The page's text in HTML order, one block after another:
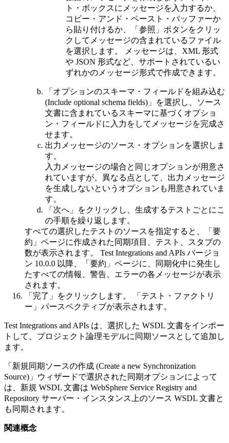
ト・ボックスにメッセージを入力するか、
コピー・アンド・ペースト・バッファーか
ら貼り付けるか、「参照」ボタンをクリッ
クしてメッセージの含まれているファイル
を選択します。 メッセージは、XML 形式
や JSON 形式など、サポートされているい
ずれかのメッセージ形式で作成できます。
「オプションのスキーマ・フィールドを組み込む
(Include optional schema fields)」
を選択し、ソース
文書に含まれているスキーマに基づくオプショ
ン・フィールドに入力をしてメッセージを完成さ
せます。
出力メッセージのソース・オプションを選択しま
す。
入力メッセージの場合と同じオプションが用意さ
れていますが、異なる点として、出力メッセージ
を生成しないというオプションも用意されていま
す。
「次へ」
をクリックし、生成するテストごとにこ
の手順を繰り返します。
すべての選択したテストのソースを指定すると、
「要
約」 ページに作成された同期項目、テスト、スタブの
数が表示されます。 Test Integrations and APIs バージョ
ン 10.0.0 以降、「 要約 」ページに、同期化中に発生し
たすべての情報、警告、エラーの各メッセージが表示
されます。
「完了」
をクリックします。 「テスト・ファクトリ
ー」パースペクティブが表示されます。
Test Integrations and APIs は、選択した WSDL 文書をインポー
トして、プロジェクト論理モデルに同期ソースとして追加し
ます。
「新規同期ソースの作成 (Create a new Synchronization
Source)」ウィザードで選択された同期オプションによって
は、新規 WSDL 文書は WebSphere Service Registry and
Repository サーバー・インスタンス上のソース WSDL 文書と
も同期されます。
関連概念